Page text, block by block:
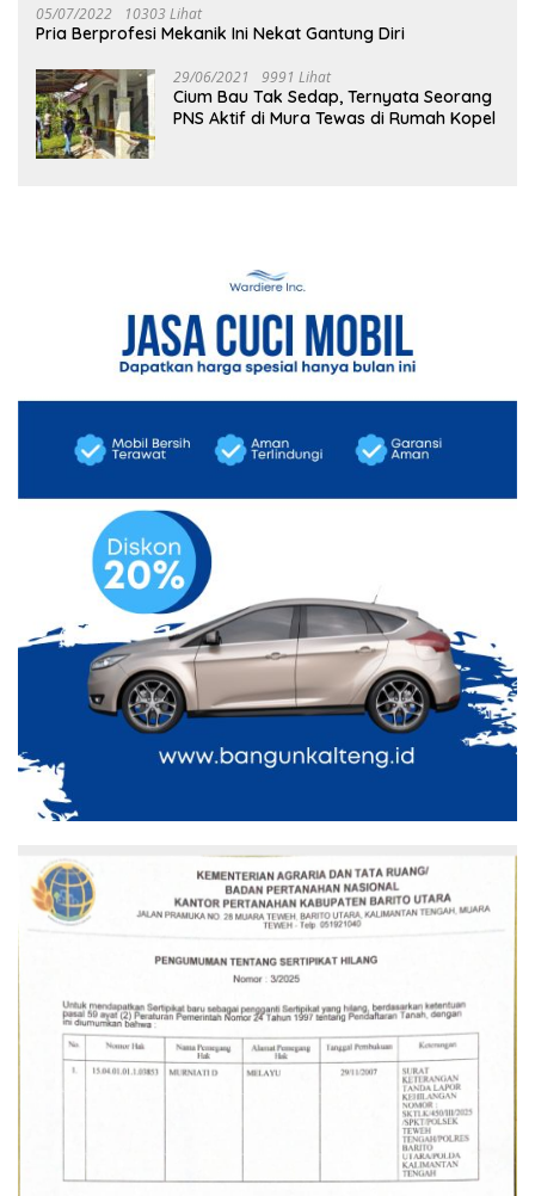
05/07/2022 10303 Lihat
Pria Berprofesi Mekanik Ini Nekat Gantung Diri
29/06/2021 9991 Lihat
Cium Bau Tak Sedap, Ternyata Seorang
PNS Aktif di Mura Tewas di Rumah Kopel